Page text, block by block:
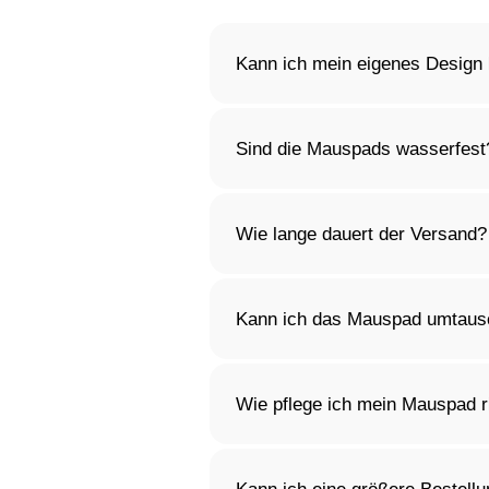
Kann ich mein eigenes Design
wir kümmern uns um den
Sind die Mauspads
sodass dein Mauspad lange
Wie lange dauert der Versand?
Designs kann es etwas länger
Kann ich das Mauspad
personalisierte Produkte
Wie pflege ich mein Mauspad